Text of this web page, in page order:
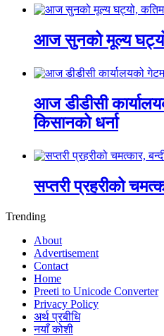
आज सुनको मूल्य
आज डीडीसी
किसानको धर्ना
सप्तरी प्रहरीको
Trending
About
Advertisement
Contact
Home
Preeti to Unicode Converter
Privacy Policy
अर्थ प्रबीधि
नयाँ कोशी